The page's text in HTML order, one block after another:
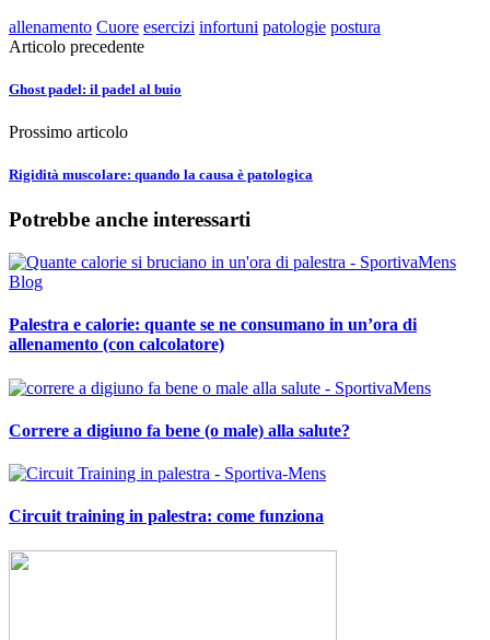
allenamento Cuore esercizi infortuni patologie postura
Articolo precedente
Ghost padel: il padel al buio
Prossimo articolo
Rigidità muscolare: quando la causa è patologica
Potrebbe anche interessarti
Palestra e calorie: quante se ne consumano in un’ora di
allenamento (con calcolatore)
Correre a digiuno fa bene (o male) alla salute?
Circuit training in palestra: come funziona